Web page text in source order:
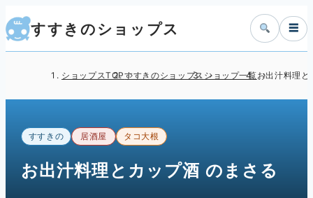
すすきのショップス ☰
ショップスTOPすすきのショップス ショップ一覧お出汁料理
すすきの 居酒屋 タコ大根
お出汁料理とカップ酒 のまさる